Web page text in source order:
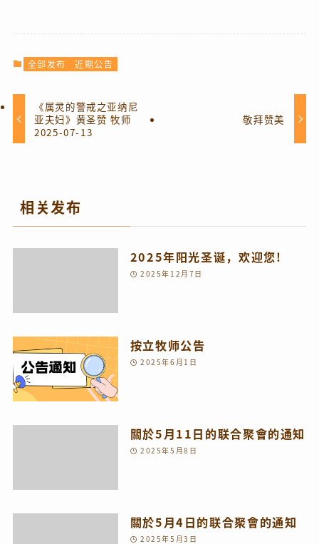
全部发布 近期公告
《属灵的警戒之亚纳尼
亚夫妇》黄圣赞 牧师
2025-07-13
敬拜赞美
相关发布
2025年阳光圣诞，欢迎您!
2025年12月7日
按立牧师公告
2025年6月1日
關於5月11日的联合聚會的通知
2025年5月8日
關於5月4日的联合聚會的通知
2025年5月3日